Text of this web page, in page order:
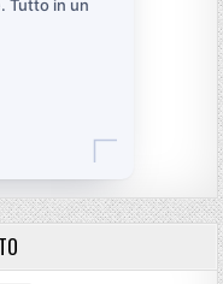
Tutto in un